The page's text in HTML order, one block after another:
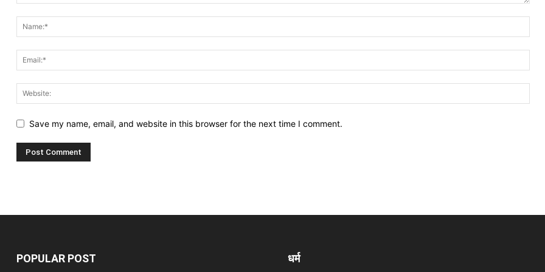
Save my name, email, and website in this browser for the next time I comment.
POPULAR POST धर्म